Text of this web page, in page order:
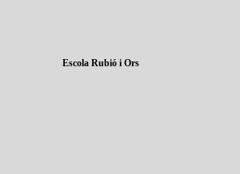
Escola Rubió i Ors